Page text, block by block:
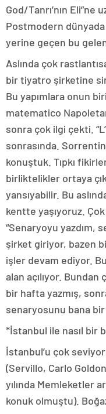
God/Tanrı’nın Eli”ne
Postmodern
yerine geçen bu
Aslında çok
bir tiyatro şirketine
Bu yapımlara onun
matematico
sonra çok ilgi çekti.
sonrasında.
konuştuk. Tıpkı
birliktelikler ortaya
yansıyabilir. Bu
kentte yaşıyoruz.
“Senaryoyu yazdım,
şirket giriyor, bazen
işler devam ediyor.
alan açılıyor.
bir hafta yazmış,
senaryosunu bana
*İstanbul ile nasıl bir
İstanbul’u çok
(Servillo, Carlo
yılında Memleketler
konuk olmuştu).